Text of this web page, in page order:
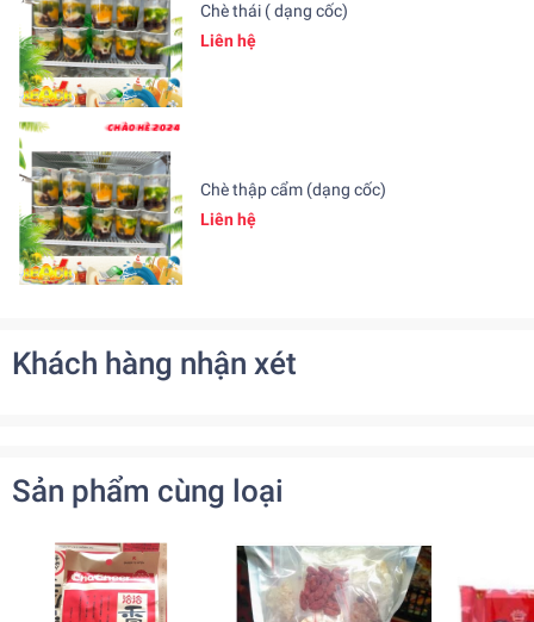
Chè thái ( dạng cốc)
Liên hệ
Chè thập cẩm (dạng cốc)
Liên hệ
Khách hàng nhận xét
Sản phẩm cùng loại